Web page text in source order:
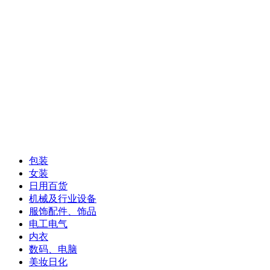
包装
女装
日用百货
机械及行业设备
服饰配件、饰品
电工电气
内衣
数码、电脑
美妆日化